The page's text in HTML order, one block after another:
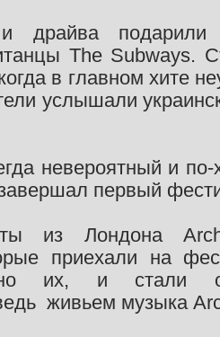
драйва подарили
The Subways.
в главном хите
услышали
невероятный и
первый
из Лондона
приехали на
их, и стали
живьем музыка